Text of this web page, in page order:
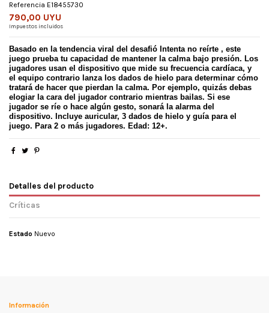
Referencia E18455730
790,00 UYU
Impuestos incluidos
Basado en la tendencia viral del desafió Intenta no reírte , este
juego prueba tu capacidad de mantener la calma bajo presión. Los
jugadores usan el dispositivo que mide su frecuencia cardíaca, y
el equipo contrario lanza los dados de hielo para determinar cómo
trataráde hacer que pierdan la calma. Por ejemplo, quizás debas
elogiar la cara del jugador contrario mientras bailas. Si ese
jugador se ríe o hace algún gesto, sonarála alarma del
dispositivo. Incluye auricular, 3 dados de hielo y guía para el
juego. Para 2 o más jugadores. Edad: 12+.
Detalles del producto
Críticas
Estado Nuevo
Información